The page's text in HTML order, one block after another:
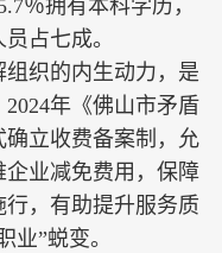
％拥有本科学历，
占七成。
织的内生动力，是
年《佛山市矛盾
立收费备案制，允
业减免费用，保障
，有助提升服务质
业”蜕变。